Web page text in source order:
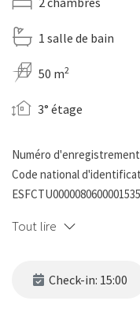
1 salle de bain
50 m2
3° étage
Numéro
Code national
Tout lire
Check-in: 15:00